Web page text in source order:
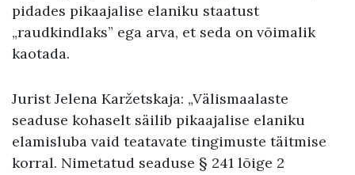
pidades pikaajalise elaniku staatust
„raudkindlaks” ega arva, et seda on võimalik
kaotada.
Jurist Jelena Karžetskaja: „Välismaalaste
seaduse kohaselt säilib pikaajalise elaniku
elamisluba vaid teatavate tingimuste täitmise
korral. Nimetatud seaduse § 241 lõige 2